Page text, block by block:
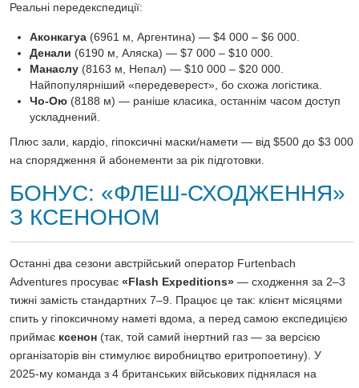
Реальні передекспедиції:
Аконкагуа (6961 м, Аргентина) — $4 000 – $6 000.
Денали (6190 м, Аляска) — $7 000 – $10 000.
Манаслу (8163 м, Непал) — $10 000 – $20 000.
Найпопулярніший «передеверест», бо схожа логістика.
Чо-Ою (8188 м) — раніше класика, останнім часом доступ
ускладнений.
Плюс зали, кардіо, гіпоксичні маски/намети — від $500 до $3 000
на спорядження й абонементи за рік підготовки.
БОНУС: «ФЛЕШ-СХОДЖЕННЯ»
З КСЕНОНОМ
Останні два сезони австрійський оператор Furtenbach
Adventures просуває «Flash Expeditions» — сходження за 2–3
тижні замість стандартних 7–9. Працює це так: клієнт місяцями
спить у гіпоксичному наметі вдома, а перед самою експедицією
приймає ксенон (так, той самий інертний газ — за версією
організаторів він стимулює виробництво еритропоетину). У
2025-му команда з 4 британських військових піднялася на